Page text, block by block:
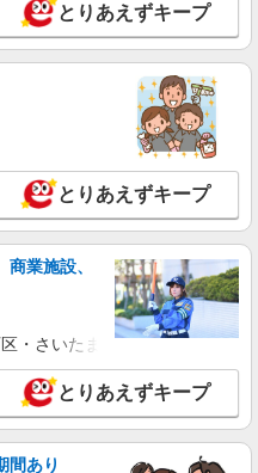
組立確認
定期昇給あり 月給例
160ｈ・時間外40ｈ） 時給月
淀川区北江口１丁目
詳細を見る
ｈ・時間外40ｈ） 時給月
淀川区北江口１丁目
詳細を見る
とりあえずキープ
とりあえずキープ
業施設、
・さいたま市岩槻区・久喜市・
とりあえずキープ
間あり